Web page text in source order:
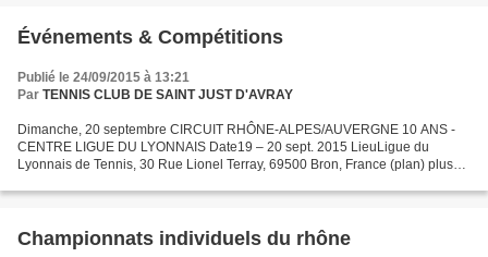
Événements & Compétitions
Publié le 24/09/2015 à 13:21
Par TENNIS CLUB DE SAINT JUST D'AVRAY
Dimanche, 20 septembre CIRCUIT RHÔNE-ALPES/AUVERGNE 10 ANS -
CENTRE LIGUE DU LYONNAIS Date19 – 20 sept. 2015 LieuLigue du
Lyonnais de Tennis, 30 Rue Lionel Terray, 69500 Bron, France (plan) plus
Championnats individuels du rhône